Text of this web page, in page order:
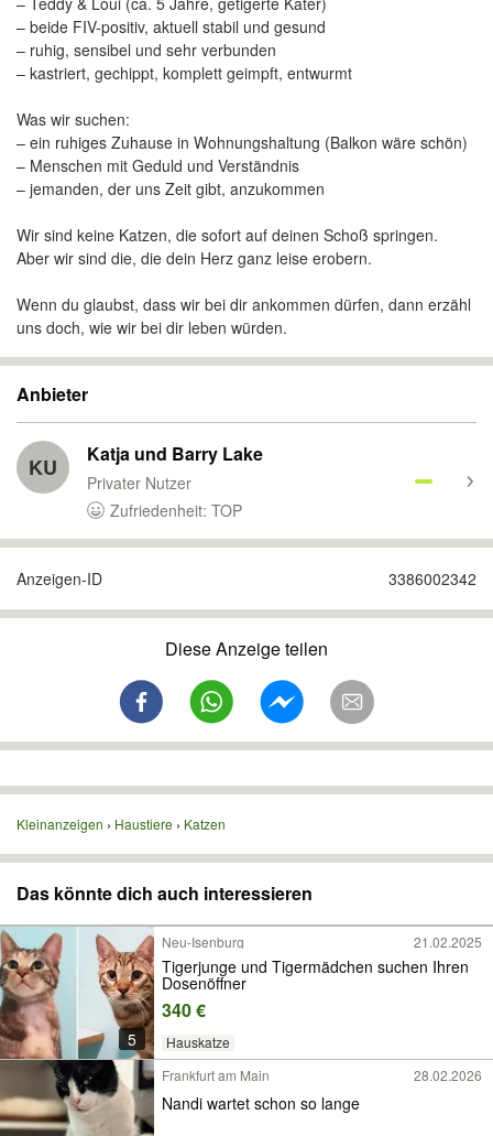
– beide FIV-positiv, aktuell stabil und gesund
– ruhig, sensibel und sehr verbunden
– kastriert, gechippt, komplett geimpft, entwurmt
Was wir suchen:
– ein ruhiges Zuhause in Wohnungshaltung (Balkon wäre schön)
– Menschen mit Geduld und Verständnis
– jemanden, der uns Zeit gibt, anzukommen
Wir sind keine Katzen, die sofort auf deinen Schoß springen.
Aber wir sind die, die dein Herz ganz leise erobern.
Wenn du glaubst, dass wir bei dir ankommen dürfen, dann erzähl
uns doch, wie wir bei dir leben würden.
Anbieter
KU Katja und Barry Lake
Privater Nutzer
Zufriedenheit: TOP
Anzeigen-ID 3386002342
Diese Anzeige teilen
Kleinanzeigen Haustiere Katzen
Das könnte dich auch interessieren
5
Neu-Isenburg 21.02.2025
Tigerjunge und Tigermädchen suchen Ihren
Dosenöffner
340 €
Hauskatze
Frankfurt am Main 28.02.2026
Nandi wartet schon so lange